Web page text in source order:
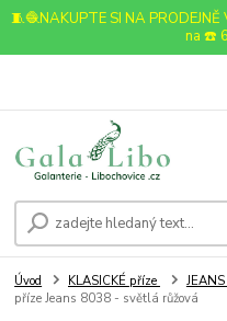
🧵🧶NAKUPTE SI NA
na ☎️
Úvod KLASICKÉ příze
příze Jeans 8038 - světlá růžová